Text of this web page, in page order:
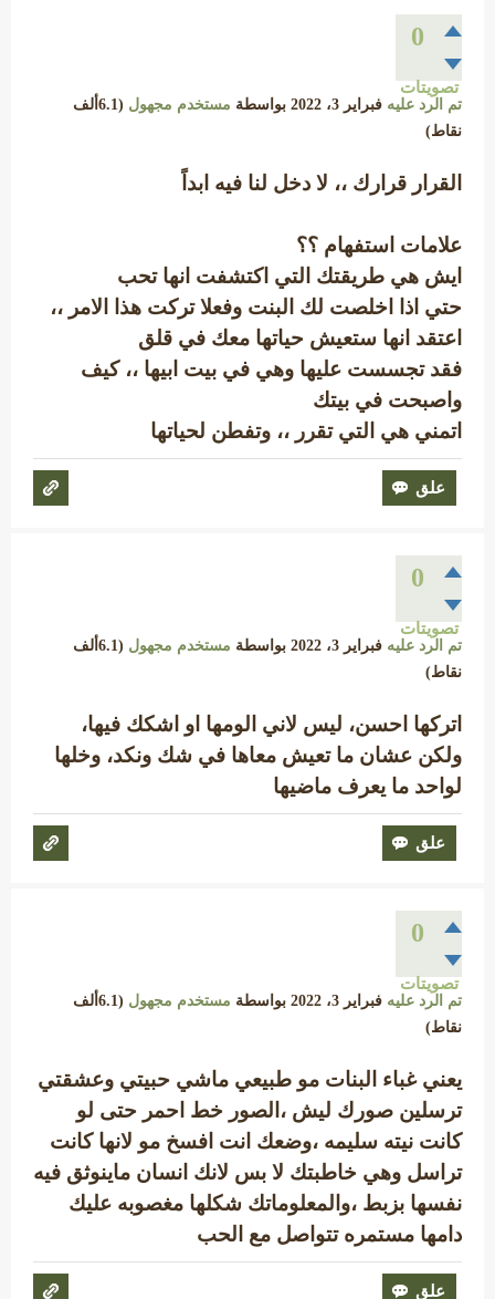
0
تصويتات
تم الرد عليه فبراير 3، 2022 بواسطة مستخدم مجهول (6.1ألف
نقاط)
القرار قرارك ،، لا دخل لنا فيه ابداً
علامات استفهام ؟؟
ايش هي طريقتك التي اكتشفت انها تحب
حتي اذا اخلصت لك البنت وفعلا تركت هذا الامر ،،
اعتقد انها ستعيش حياتها معك في قلق
فقد تجسست عليها وهي في بيت ابيها ،، كيف
واصبحت في بيتك
اتمني هي التي تقرر ،، وتفطن لحياتها
0
تصويتات
تم الرد عليه فبراير 3، 2022 بواسطة مستخدم مجهول (6.1ألف
نقاط)
اتركها احسن، ليس لاني الومها او اشكك فيها،
ولكن عشان ما تعيش معاها في شك ونكد، وخلها
لواحد ما يعرف ماضيها
0
تصويتات
تم الرد عليه فبراير 3، 2022 بواسطة مستخدم مجهول (6.1ألف
نقاط)
يعني غباء البنات مو طبيعي ماشي حبيتي وعشقتي
ترسلين صورك ليش ،الصور خط احمر حتى لو
كانت نيته سليمه ،وضعك انت افسخ مو لانها كانت
تراسل وهي خاطبتك لا بس لانك انسان ماينوثق فيه
نفسها بزبط ،والمعلوماتك شكلها مغصوبه عليك
دامها مستمره تتواصل مع الحب